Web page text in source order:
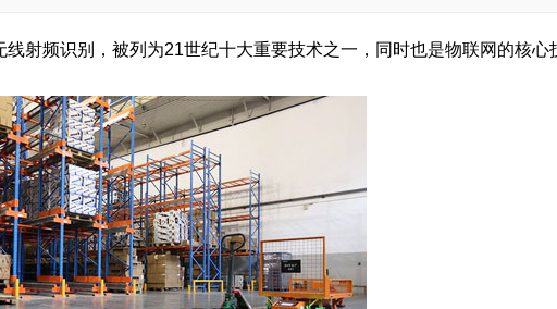
射频识别，被列为21世纪十大重要技术之一，同时也是物联网的核心